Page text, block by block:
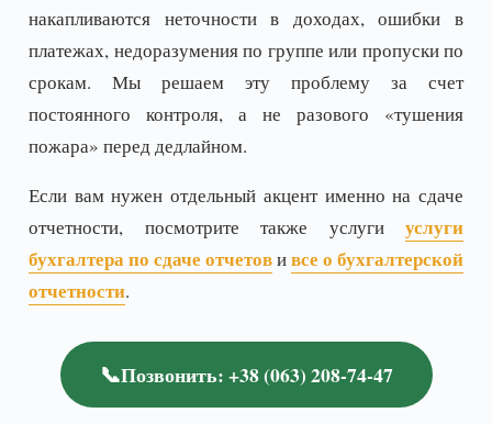
накапливаются неточности в доходах, ошибки в
платежах, недоразумения по группе или пропуски по
срокам. Мы решаем эту проблему за счет
постоянного контроля, а не разового «тушения
пожара» перед дедлайном.
Если вам нужен отдельный акцент именно на сдаче
отчетности, посмотрите также услуги услуги
бухгалтера по сдаче отчетовивсе о бухгалтерской
отчетности.
📞Позвонить: +38 (063) 208-74-47